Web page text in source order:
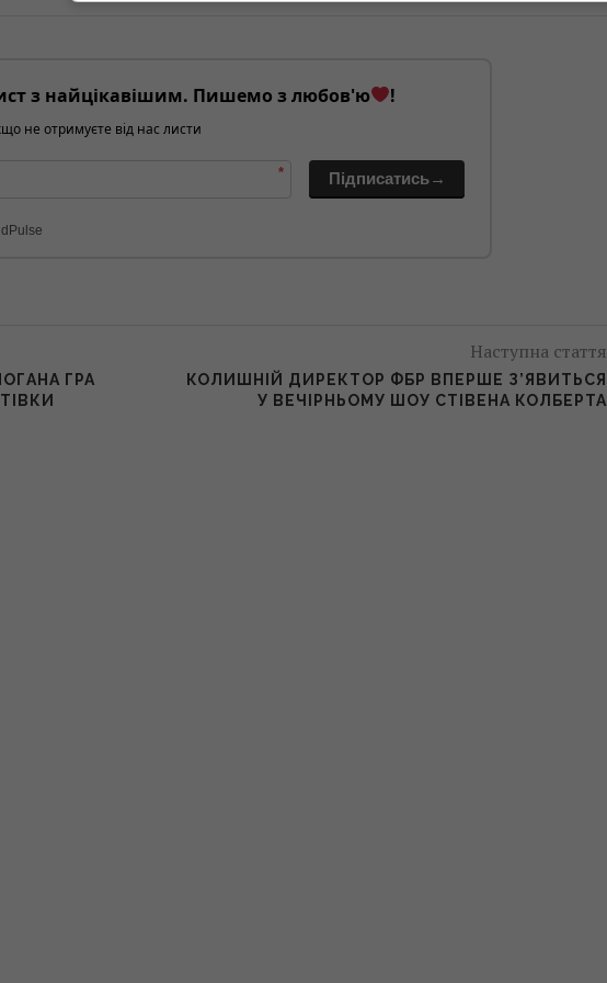
з найцікавішим. Пишемо з любов'ю !
не отримуєте від нас листи
* Підписатись→
ГРА
Наступна стаття
КОЛИШНІЙ ДИРЕКТОР ФБР ВПЕРШЕ З’ЯВИТЬСЯ
У ВЕЧІРНЬОМУ ШОУ СТІВЕНА КОЛБЕРТА